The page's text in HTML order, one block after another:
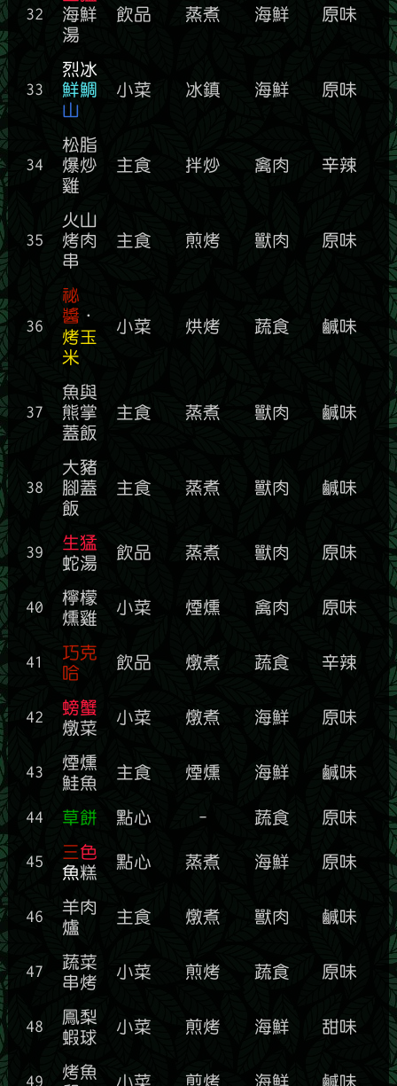
32
海鮮
湯
飲品 蒸煮 海鮮 原味
33
烈冰
鮮鯛
山
小菜 冰鎮 海鮮 原味
34
松脂
爆炒
雞
主食 拌炒 禽肉 辛辣
35
火山
烤肉
串
主食 煎烤 獸肉 原味
36
祕
醬 ．
烤玉
米
小菜 烘烤 蔬食 鹹味
37
魚與
熊掌
蓋飯
主食 蒸煮 獸肉 鹹味
38
大豬
腳蓋
飯
主食 蒸煮 獸肉 鹹味
39
生猛
蛇湯
飲品 蒸煮 獸肉 原味
40
檸檬
燻雞
小菜 煙燻 禽肉 原味
41
巧克
哈
飲品 燉煮 蔬食 辛辣
42
螃蟹
燉菜
小菜 燉煮 海鮮 原味
43
煙燻
鮭魚
主食 煙燻 海鮮 鹹味
44 草餅 點心 - 蔬食 原味
45 三色
魚糕
點心 蒸煮 海鮮 原味
46
羊肉
爐
主食 燉煮 獸肉 鹹味
47
蔬菜
串烤
小菜 煎烤 蔬食 原味
48
鳳梨
蝦球
小菜 煎烤 海鮮 甜味
49
烤魚
小菜 煎烤 海鮮 鹹味